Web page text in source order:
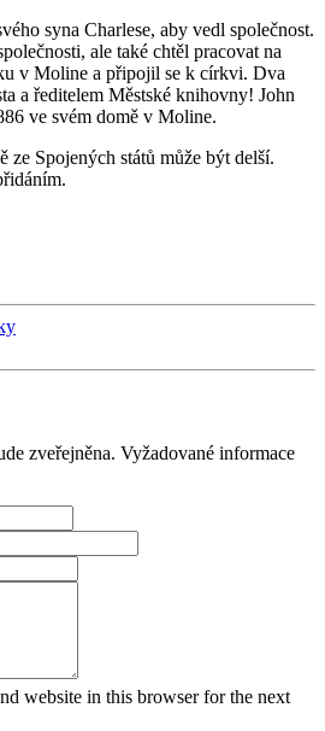
syna Charlese, aby vedl společnost.
ale také chtěl pracovat na
v Moline a připojil se k církvi. Dva
a ředitelem Městské knihovny! John
ve svém domě v Moline.
ze Spojených států může být delší.
zveřejněna. Vyžadované informace
website in this browser for the next